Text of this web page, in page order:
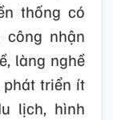
thống có
nhận
làng nghề
triển ít
lịch, hình